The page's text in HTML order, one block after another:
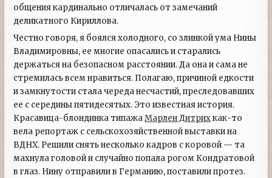
общения кардинально отличалась от замечаний
деликатного Кириллова.
Честно говоря, я боялся холодного, со злинкой ума Нины
Владимировны, ее многие опасались и старались
держаться на безопасном расстоянии. Да она и сама не
стремилась всем нравиться. Полагаю, причиной едкости
и замкнутости стала череда несчастий, преследовавших
ее с середины пятидесятых. Это известная история.
Красавица-блондинка типажаМарлен Дитрихкак-то
вела репортаж с сельскохозяйственной выставки на
ВДНХ. Решили снять несколько кадров с коровой — та
махнула головой и случайно попала рогом Кондратовой
в глаз. Нину отправили в Германию, поставили протез.